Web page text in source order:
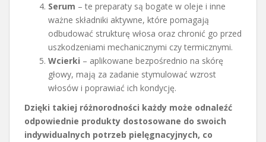
Serum – te preparaty są bogate w oleje i inne
ważne składniki aktywne, które pomagają
odbudować strukturę włosa oraz chronić go przed
uszkodzeniami mechanicznymi czy termicznymi.
Wcierki – aplikowane bezpośrednio na skórę
głowy, mają za zadanie stymulować wzrost
włosów i poprawiać ich kondycję.
Dzięki takiej różnorodności każdy może odnaleźć
odpowiednie produkty dostosowane do swoich
indywidualnych potrzeb pielęgnacyjnych, co